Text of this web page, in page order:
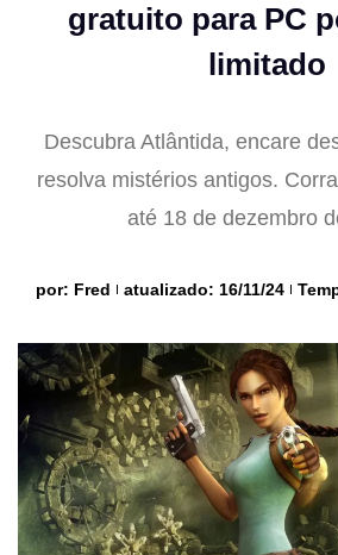
gratuito para PC
limitado
Descubra Atlântida, encare
resolva mistérios antigos.
até 18 de dezembro
por: Fred atualizado: 16/11/24